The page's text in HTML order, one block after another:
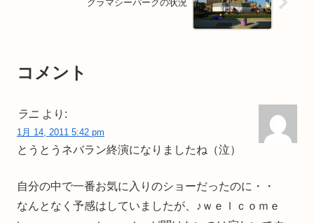
グラマシーパークの状況
コメント
ラニ より:
1月 14, 2011 5:42 pm
とうとうネバラン終演になりましたね（泣）
自分の中で一番お気に入りのショーだったのに・・
なんとなく予感はしていましたが、♪ｗｅｌｃｏｍｅ